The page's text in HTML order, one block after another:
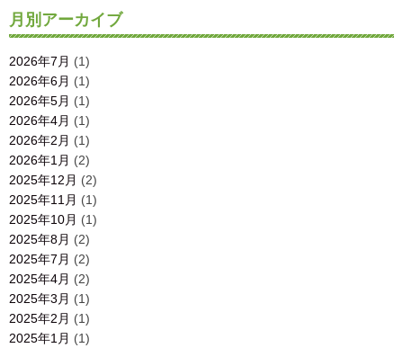
月別アーカイブ
2026年7月 (1)
2026年6月 (1)
2026年5月 (1)
2026年4月 (1)
2026年2月 (1)
2026年1月 (2)
2025年12月 (2)
2025年11月 (1)
2025年10月 (1)
2025年8月 (2)
2025年7月 (2)
2025年4月 (2)
2025年3月 (1)
2025年2月 (1)
2025年1月 (1)